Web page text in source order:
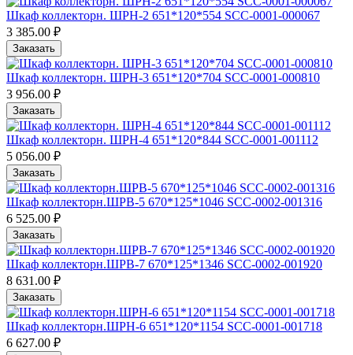
Шкаф коллекторн. ШРН-2 651*120*554 SCC-0001-000067
3 385.00 ₽
Заказать
Шкаф коллекторн. ШРН-3 651*120*704 SCC-0001-000810
3 956.00 ₽
Заказать
Шкаф коллекторн. ШРН-4 651*120*844 SCC-0001-001112
5 056.00 ₽
Заказать
Шкаф коллекторн.ШРВ-5 670*125*1046 SCC-0002-001316
6 525.00 ₽
Заказать
Шкаф коллекторн.ШРВ-7 670*125*1346 SCC-0002-001920
8 631.00 ₽
Заказать
Шкаф коллекторн.ШРН-6 651*120*1154 SCC-0001-001718
6 627.00 ₽